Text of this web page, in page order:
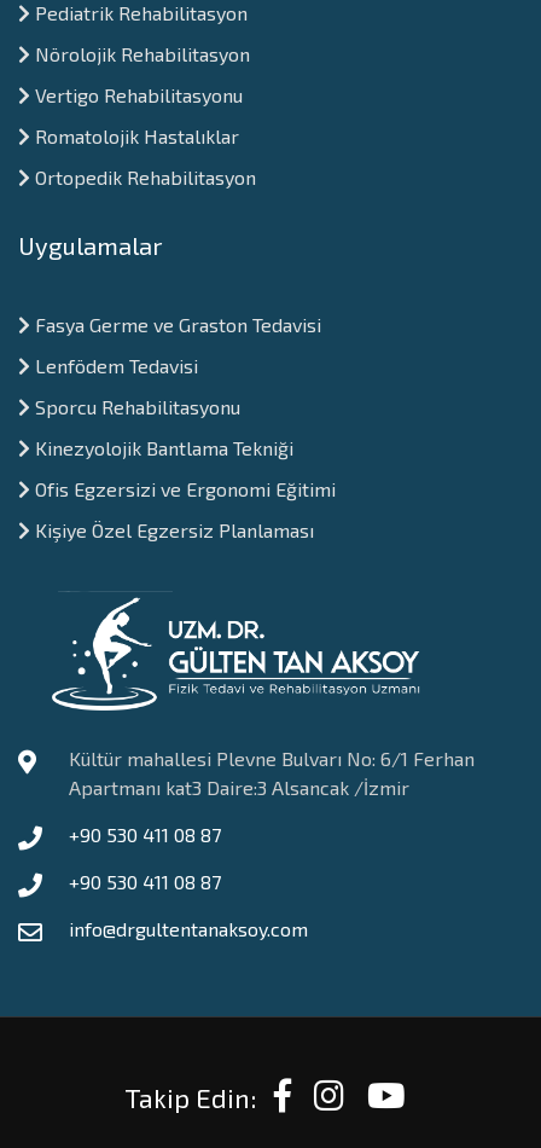
Pediatrik Rehabilitasyon
Nörolojik Rehabilitasyon
Vertigo Rehabilitasyonu
Romatolojik Hastalıklar
Ortopedik Rehabilitasyon
Uygulamalar
Fasya Germe ve Graston Tedavisi
Lenfödem Tedavisi
Sporcu Rehabilitasyonu
Kinezyolojik Bantlama Tekniği
Ofis Egzersizi ve Ergonomi Eğitimi
Kişiye Özel Egzersiz Planlaması
Kültür mahallesi Plevne Bulvarı No: 6/1 Ferhan
Apartmanı kat3 Daire:3 Alsancak /İzmir
+90 530 411 08 87
+90 530 411 08 87
info@drgultentanaksoy.com
Takip Edin: